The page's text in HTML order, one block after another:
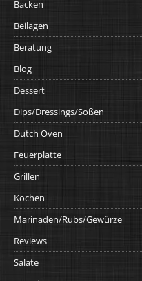
Backen
Beilagen
Beratung
Blog
Dessert
Dips/Dressings/Soßen
Dutch Oven
Feuerplatte
Grillen
Kochen
Marinaden/Rubs/Gewürze
Reviews
Salate